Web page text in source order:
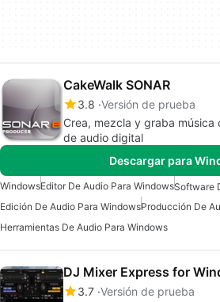
CakeWalk SONAR
3.8 Versión de prueba
Crea, mezcla y graba
de audio digital
Descargar para
WindowsEditor De Audio Para WindowsSoftware
Edición De Audio Para WindowsProducción De
Herramientas De Audio Para Windows
DJ Mixer Express for
3.7 Versión de prueba